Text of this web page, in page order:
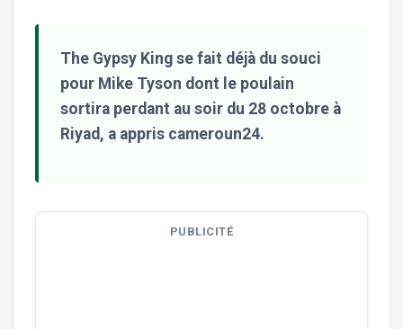
The Gypsy King se fait déjà du souci
pour Mike Tyson dont le poulain
sortira perdant au soir du 28 octobre à
Riyad, a appris cameroun24.
PUBLICITÉ